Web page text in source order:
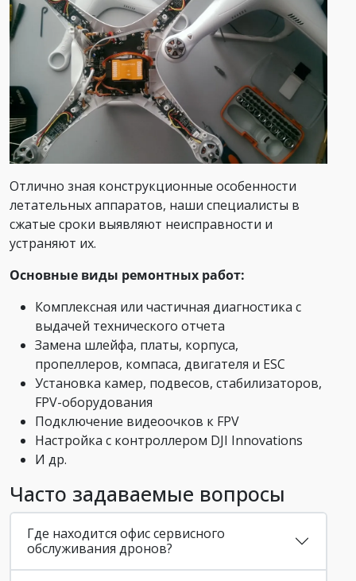
Отлично зная конструкционные особенности
летательных аппаратов, наши специалисты в
сжатые сроки выявляют неисправности и
устраняют их.
Основные виды ремонтных работ:
Комплексная или частичная диагностика с
выдачей технического отчета
Замена шлейфа, платы, корпуса,
пропеллеров, компаса, двигателя и ESC
Установка камер, подвесов, стабилизаторов,
FPV-оборудования
Подключение видеоочков к FPV
Настройка с контроллером DJI Innovations
И др.
Часто задаваемые вопросы
Где находится офис сервисного
обслуживания дронов?